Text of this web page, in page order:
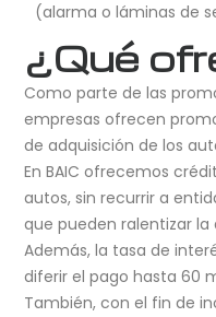
(alarma o láminas de
¿Qué
Como parte de las
empresas ofrecen
de adquisición de los
En BAIC ofrecemos
autos, sin recurrir a
que pueden ralentizar
Además, la tasa de
diferir el pago hasta 60
También, con el fin de